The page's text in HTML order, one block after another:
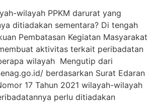
wilayah PPKM darurat yang
ditiadakan sementara? Di tengah
Pembatasan Kegiatan Masyarakat
aktivitas terkait peribadatan
wilayah Mengutip dari
berdasarkan Surat Edaran
17 Tahun 2021 wilayah-wilayah
perlu ditiadakan